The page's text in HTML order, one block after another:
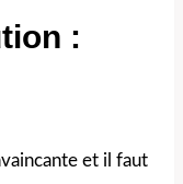
:
et il faut